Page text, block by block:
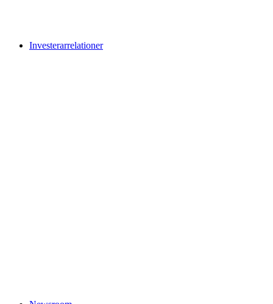
Investerarrelationer